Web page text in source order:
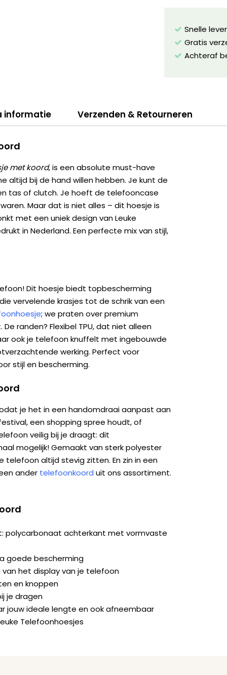
Snelle
Gratis
Achteraf
informatie Verzenden & Retourneren
met koord, is een absolute must-have
altijd bij de hand willen hebben. Je kunt de
tas of clutch. Je hoeft de telefooncase
Maar dat is niet alles – dit hoesje is
met een uniek design van Leuke
in Nederland. Een perfecte mix van stijl,
Dit hoesje biedt topbescherming
vervelende krasjes tot de schrik van een
; we praten over premium
randen? Flexibel TPU, dat niet alleen
ook je telefoon knuffelt met ingebouwde
werking. Perfect voor
stijl en bescherming.
je het in een handomdraai aanpast aan
een shopping spree houdt, of
veilig bij je draagt: dit
mogelijk! Gemaakt van sterk polyester
altijd stevig zitten. En zin in een
ander telefoonkoord uit ons assortiment.
polycarbonaat achterkant met vormvaste
goede bescherming
het display van je telefoon
en knoppen
je dragen
jouw ideale lengte en ook afneembaar
Telefoonhoesjes